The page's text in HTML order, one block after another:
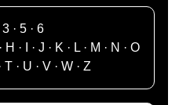
3 ·5 ·6
H · · J · K · L· M · N · O
T · U ·V ·W ·Z